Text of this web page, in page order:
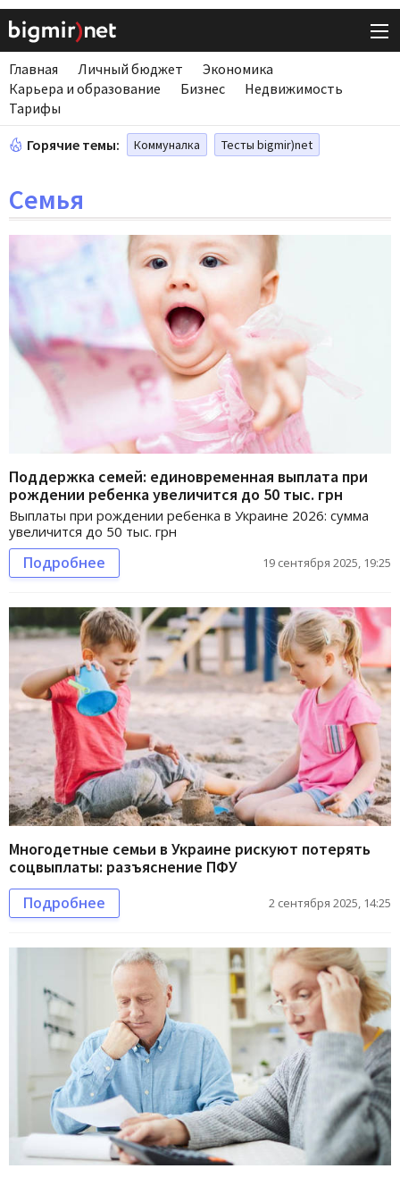
Главная Личный бюджет
Экономика
Карьера и образование
Бизнес
Недвижимость
Тарифы
Горячие темы: Коммуналка Тесты bigmir)net
Семья
Поддержка семей: единовременная выплата при
рождении ребенка увеличится до 50 тыс. грн
Выплаты при рождении ребенка в Украине 2026: сумма
увеличится до 50 тыс. грн
Подробнее 19 сентября 2025, 19:25
Многодетные семьи в Украине рискуют потерять
соцвыплаты: разъяснение ПФУ
Подробнее 2 сентября 2025, 14:25